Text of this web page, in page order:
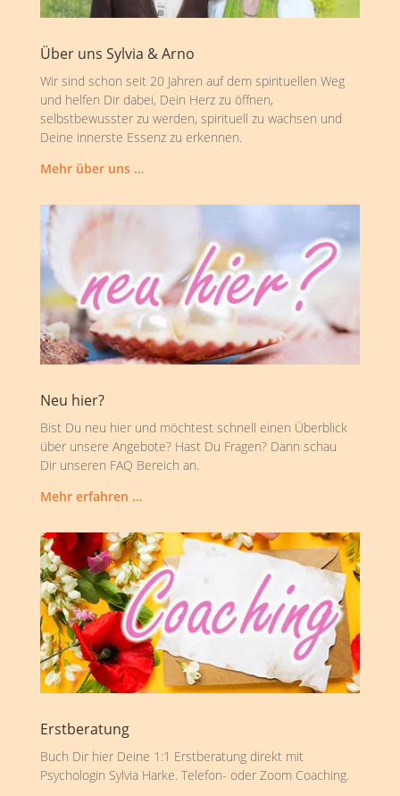
Über uns Sylvia & Arno
Wir sind schon seit 20 Jahren auf dem spirituellen Weg
und helfen Dir dabei, Dein Herz zu öffnen,
selbstbewusster zu werden, spirituell zu wachsen und
Deine innerste Essenz zu erkennen.
Mehr über uns …
Neu hier?
Bist Du neu hier und möchtest schnell einen Überblick
über unsere Angebote? Hast Du Fragen? Dann schau
Dir unseren FAQ Bereich an.
Mehr erfahren …
Erstberatung
Buch Dir hier Deine 1:1 Erstberatung direkt mit
Psychologin Sylvia Harke. Telefon- oder Zoom Coaching.